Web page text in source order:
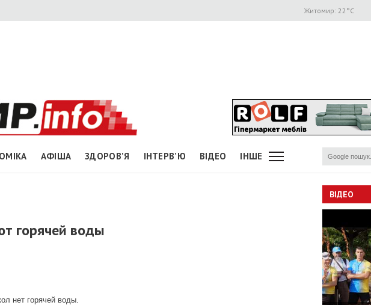
Житомир: 22 °C
АФІША ЗДОРОВ'Я ІНТЕРВ'Ю ВІДЕО ІНШЕ
горячей воды
нет горячей воды.
ВІДЕО